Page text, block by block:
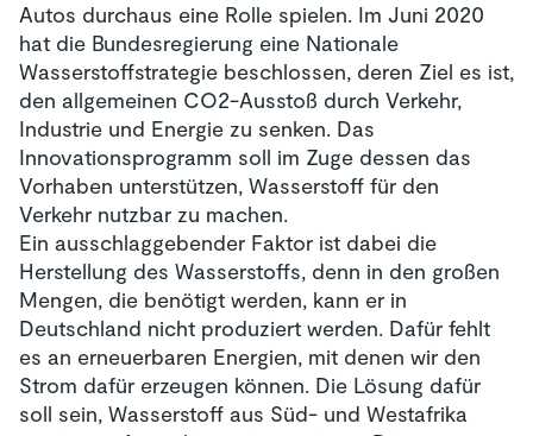
Autos durchaus eine Rolle spielen. Im Juni 2020
hat die Bundesregierung eine Nationale
Wasserstoffstrategie beschlossen, deren Ziel es ist,
den allgemeinen CO2-Ausstoß durch Verkehr,
Industrie und Energie zu senken. Das
Innovationsprogramm soll im Zuge dessen das
Vorhaben unterstützen, Wasserstoff für den
Verkehr nutzbar zu machen.
Ein ausschlaggebender Faktor ist dabei die
Herstellung des Wasserstoffs, denn in den großen
Mengen, die benötigt werden, kann er in
Deutschland nicht produziert werden. Dafür fehlt
es an erneuerbaren Energien, mit denen wir den
Strom dafür erzeugen können. Die Lösung dafür
soll sein, Wasserstoff aus Süd- und Westafrika